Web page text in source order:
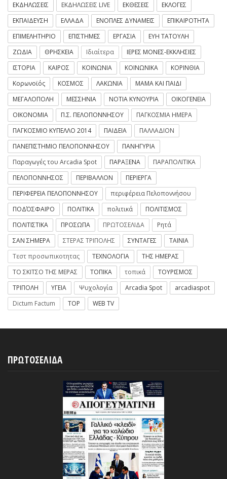
ΕΚΔΗΛΩΣΕΙΣ
ΕΚΔΗΛΩΣΕΙΣ LIVE ΕΚΘΕΣΕΙΣ
ΕΚΛΟΓΕΣ
ΕΚΠΑΙΔΕΥΣΗ
ΕΛΛΑΔΑ ΕΝΟΠΛΕΣ ΔΥΝΑΜΕΙΣ
ΕΠΙΚΑΙΡΟΤΗΤΑ
ΕΠΙΜΕΛΗΤΗΡΙΟ
ΕΠΙΣΤΗΜΕΣ ΕΡΓΑΣΙΑ
ΕΥΗ ΤΑΤΟΥΛΗ
ΖΩΔΙΑ
ΘΡΗΣΚΕΙΑ Ιδιαίτερα
ΙΕΡΕΣ ΜΟΝΕΣ-ΕΚΚΛΗΣΙΕΣ
ΙΣΤΟΡΙΑ
ΚΑΙΡΟΣ ΚΟΙΝΩΝΙΑ ΚΟΙΝΩΝΙΚΑ
ΚΟΡΙΝΘΙΑ
Κορωνοϊός
ΚΟΣΜΟΣ ΛΑΚΩΝΙΑ
ΜΑΜΑ ΚΑΙ ΠΑΙΔΙ
ΜΕΓΑΛΟΠΟΛΗ
ΜΕΣΣΗΝΙΑ ΝΟΤΙΑ ΚΥΝΟΥΡΙΑ
ΟΙΚΟΓΕΝΕΙΑ
ΟΙΚΟΝΟΜΙΑ
Π.Σ. ΠΕΛΟΠΟΝΝΗΣΟΥ
ΠΑΓΚΟΣΜΙΑ ΗΜΕΡΑ
ΠΑΓΚΟΣΜΙΟ ΚΥΠΕΛΛΟ 2014
ΠΑΙΔΕΙΑ
ΠΑΛΛΑΔΙΟΝ
ΠΑΝΕΠΙΣΤΗΜΙΟ ΠΕΛΟΠΟΝΝΗΣΟΥ
ΠΑΝΗΓΥΡΙΑ
Παραγωγές του Arcadia Spot
ΠΑΡΑΞΕΝΑ
ΠΑΡΑΠΟΛΙΤΙΚΑ
ΠΕΛΟΠΟΝΝΗΣΟΣ
ΠΕΡΙΒΑΛΛΟΝ
ΠΕΡΙΕΡΓΑ
ΠΕΡΙΦΕΡΕΙΑ ΠΕΛΟΠΟΝΝΗΣΟΥ
περιφέρεια Πελοποννήσου
ΠΟΔΌΣΦΑΙΡΟ
ΠΟΛΙΤΙΚΑ πολιτικά
ΠΟΛΙΤΙΣΜΟΣ
ΠΟΛΙΤΙΣΤΙΚΑ
ΠΡΟΣΩΠΑ ΠΡΩΤΟΣΕΛΙΔΑ
Ρητά
ΣΑΝ ΣΗΜΕΡΑ
ΣΤΕΡΑΣ ΤΡΙΠΟΛΗΣ ΣΥΝΤΑΓΕΣ
ΤΑΙΝΙΑ
Τεστ προσωπικοτητας
ΤΕΧΝΟΛΟΓΙΑ
ΤΗΣ ΗΜΕΡΑΣ
ΤΟ ΣΚΙΤΣΟ ΤΗΣ ΜΕΡΑΣ
ΤΟΠΙΚΑ τοπικά
ΤΟΥΡΙΣΜΟΣ
ΤΡΙΠΟΛΗ
ΥΓΕΙΑ Ψυχολογία Arcadia Spot
arcadiaspot
Dictum Factum
TOP WEB TV
ΠΡΩΤΟΣΕΛΙΔΑ